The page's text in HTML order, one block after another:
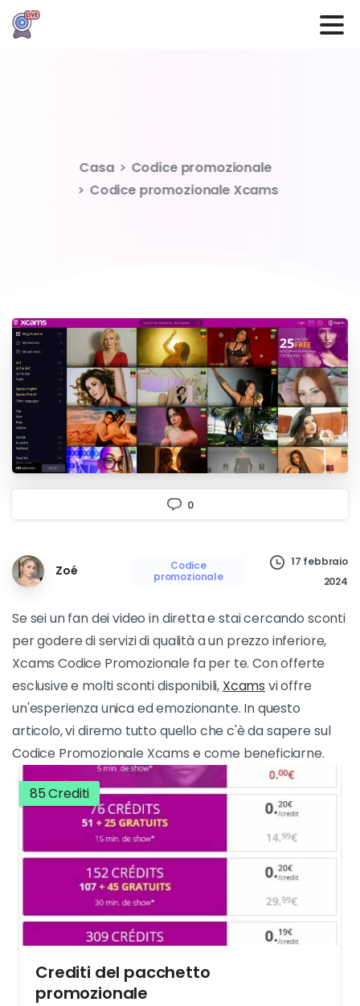
Casa
Codice promozionale
Codice promozionale Xcams
0
Zoé
Codice
promozionale
17 febbraio
2024
Se sei un fan dei video in diretta e stai cercando sconti
per godere di servizi di qualità a un prezzo inferiore,
Xcams Codice Promozionale fa per te. Con offerte
esclusive e molti sconti disponibili, Xcams vi offre
un'esperienza unica ed emozionante. In questo
articolo, vi diremo tutto quello che c'è da sapere sul
Codice Promozionale Xcams e come beneficiarne.
85 Crediti
Crediti del pacchetto
promozionale